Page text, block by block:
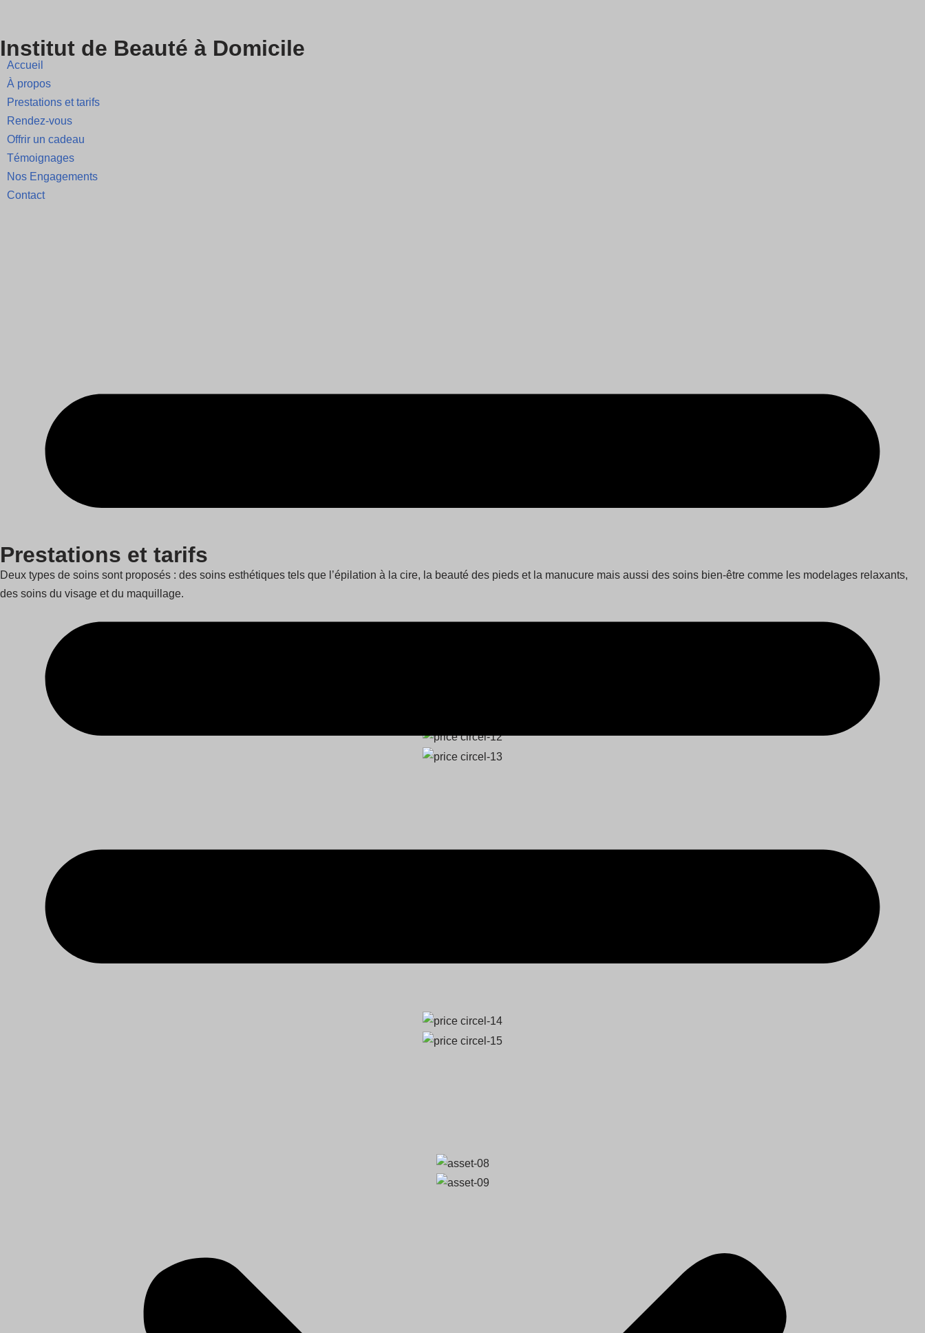
to
content
Accueil
À propos
Prestations et tarifs
Rendez-vous
Offrir un cadeau
Témoignages
Nos Engagements
Contact
Institut de Beauté à Domicile
Prestations et tarifs
Deux types de soins sont proposés : des soins esthétiques tels que l’épilation à la cire, la beauté des pieds et la manucure mais aussi des soins bien-être comme les modelages relaxants,
des soins du visage et du maquillage.